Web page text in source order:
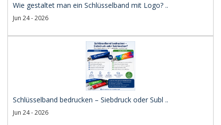
Wie gestaltet man ein Schlüsselband mit Logo? ..
Jun 24 - 2026
Schlüsselband bedrucken – Siebdruck oder Subl ..
Jun 24 - 2026